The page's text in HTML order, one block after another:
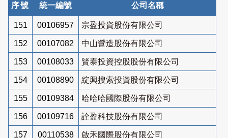
序號 統一編號 公司名稱
151 00106957 宗盈投資股份有限公司
152 00107082 中山營造股份有限公司
153 00108033 賢泰投資控股股份有限公司
154 00108890 綻興搜索投資股份有限公司
155 00109384 哈哈哈國際股份有限公司
156 00109716 詮盈科技股份有限公司
157 00110538 啟禾國際股份有限公司